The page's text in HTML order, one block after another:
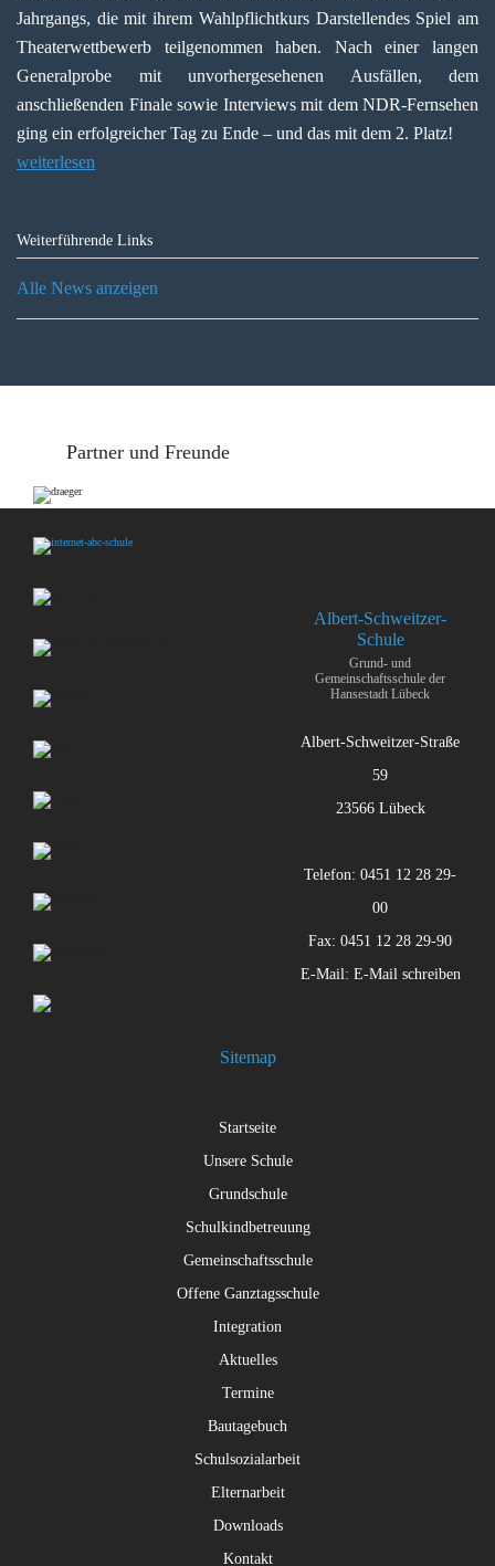
Jahrgangs, die mit ihrem Wahlpflichtkurs Darstellendes Spiel am
Theaterwettbewerb teilgenommen haben. Nach einer langen
Generalprobe mit unvorhergesehenen Ausfällen, dem
anschließenden Finale sowie Interviews mit dem NDR-Fernsehen
ging ein erfolgreicher Tag zu Ende – und das mit dem 2. Platz!
weiterlesen
Weiterführende Links
Alle News anzeigen
Partner und Freunde
Albert-Schweitzer-
Schule
Grund- und
Gemeinschaftsschule der
Hansestadt Lübeck
Albert-Schweitzer-Straße
59
23566 Lübeck
Telefon: 0451 12 28 29-
00
Fax: 0451 12 28 29-90
E-Mail: E-Mail schreiben
Sitemap
Startseite
Unsere Schule
Grundschule
Schulkindbetreuung
Gemeinschaftsschule
Offene Ganztagsschule
Integration
Aktuelles
Termine
Bautagebuch
Schulsozialarbeit
Elternarbeit
Downloads
Kontakt